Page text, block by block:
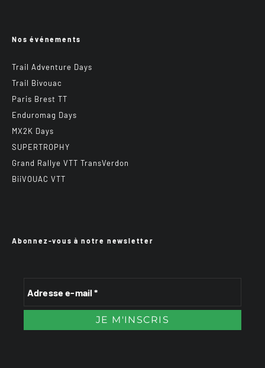
Nos événements
Trail Adventure Days
Trail Bivouac
Paris Brest TT
Enduromag Days
MX2K Days
SUPERTROPHY
Grand Rallye VTT TransVerdon
BiiVOUAC VTT
Abonnez-vous à notre newsletter